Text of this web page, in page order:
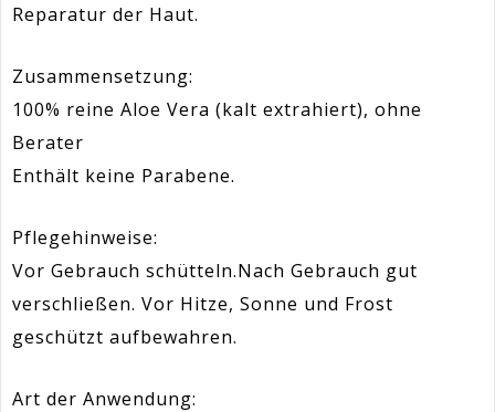
Reparatur der Haut.
Zusammensetzung:
100% reine Aloe Vera (kalt extrahiert), ohne
Berater
Enthält keine Parabene.
Pflegehinweise:
Vor Gebrauch schütteln.Nach Gebrauch gut
verschließen. Vor Hitze, Sonne und Frost
geschützt aufbewahren.
Art der Anwendung: